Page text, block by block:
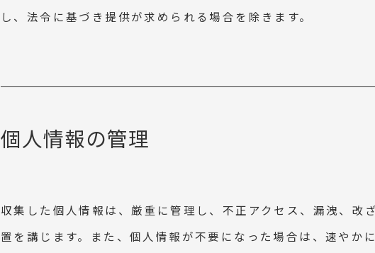
し、法令に基づき提供が求められる場合を除きます。
個人情報の管理
収集した個人情報は、厳重に管理し、不正アクセス、漏洩、改
置を講じます。また、個人情報が不要になった場合は、速やか